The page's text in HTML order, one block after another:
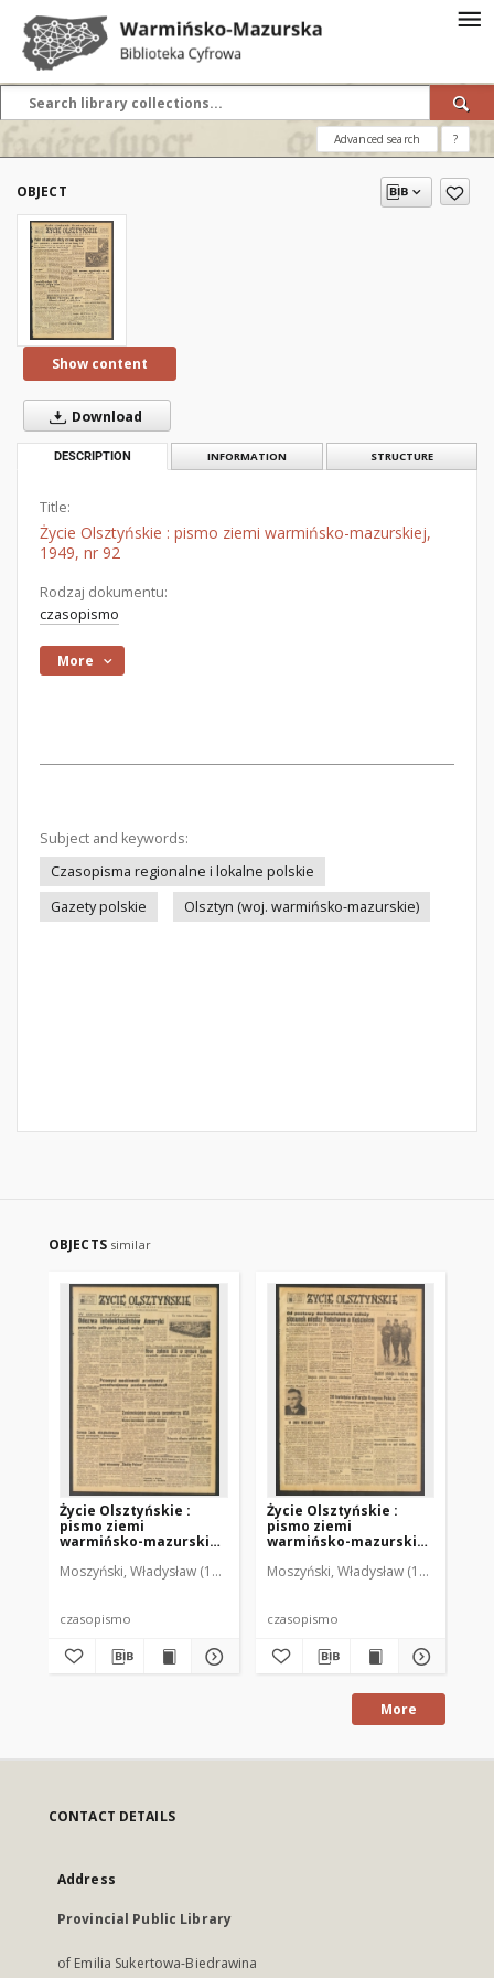
Advanced search ?
OBJECT
Show content
Download
DESCRIPTION INFORMATION STRUCTURE
Title:
Życie Olsztyńskie : pismo ziemi warmińsko-mazurskiej,
1949, nr 92
Rodzaj dokumentu:
czasopismo
More
Subject and keywords:
Czasopisma regionalne i lokalne polskie
Gazety polskie
Olsztyn (woj. warmińsko-mazurskie)
OBJECTS similar
Życie Olsztyńskie :
pismo ziemi
warmińsko-mazurskiej,
Moszyński, Władysław (1922-2001). Red. Mroczkowski, Włodzimierz
czasopismo
Życie Olsztyńskie :
pismo ziemi
warmińsko-mazurskiej,
Moszyński, Władysław (1922-2001).
czasopismo
More
CONTACT DETAILS
Address
Provincial Public Library
of Emilia Sukertowa-Biedrawina